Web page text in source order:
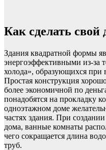
Как сделать
Здания квадратной формы
энергоэффективными из-за
холода», образующихся при
Простая конструкция
более экономичной по
понадобятся на прокладку
одноэтажном доме
частях здания. При
дома, ванные комнаты
чего сокращается длина
труб.